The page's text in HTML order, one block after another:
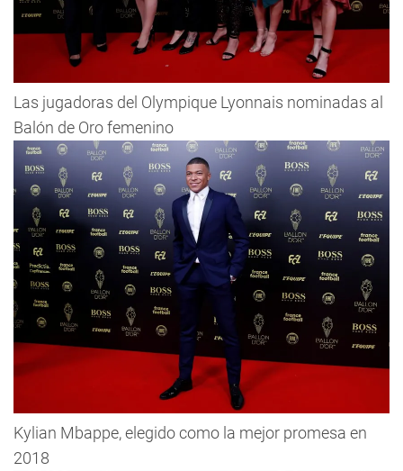
Las jugadoras del Olympique Lyonnais nominadas al
Balón de Oro femenino
Kylian Mbappe, elegido como la mejor promesa en
2018